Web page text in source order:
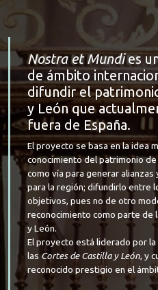
Nostra et Mundies
de ámbito
difundir el
y León que
fuera de España.
El proyecto se basa en la idea
conocimiento del patrimonio
como vía para generar
para la región; difundirlo entre
objetivos, pues no de otro
reconocimiento como parte de
y León.
El proyecto está liderado por la
lasCortes de Castilla y León, y
reconocido prestigio en el